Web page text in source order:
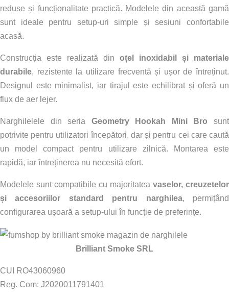
reduse și funcționalitate practică. Modelele din această gamă
sunt ideale pentru setup-uri simple și sesiuni confortabile
acasă.
Construcția este realizată din oțel inoxidabil și materiale
durabile, rezistente la utilizare frecventă și ușor de întreținut.
Designul este minimalist, iar tirajul este echilibrat și oferă un
flux de aer lejer.
Narghilelele din seria Geometry Hookah Mini Bro sunt
potrivite pentru utilizatori începători, dar și pentru cei care caută
un model compact pentru utilizare zilnică. Montarea este
rapidă, iar întreținerea nu necesită efort.
Modelele sunt compatibile cu majoritatea vaselor, creuzetelor
și accesoriilor standard pentru narghilea, permițând
configurarea ușoară a setup-ului în funcție de preferințe.
Brilliant Smoke SRL
CUI RO43060960
Reg. Com: J2020011791401